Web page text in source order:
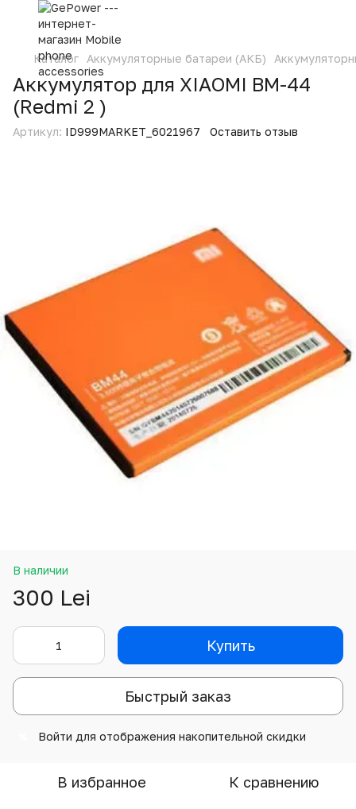
Каталог Аккумуляторные батареи (АКБ)
Аккумулятор для XIAOMI BM-44
(Redmi 2 )
Артикул: ID999MARKET_6021967 Оставить отзыв
В наличии
300 Lei
Купить
Быстрый заказ
Войти для отображения накопительной скидки
В избранное К сравнению